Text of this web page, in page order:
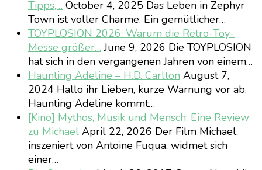
Tipps,… October 4, 2025 Das Leben in Zephyr
Town ist voller Charme. Ein gemütlicher…
TOYPLOSION 2026: Warum die Retro-Toy-
Messe größer… June 9, 2026 Die TOYPLOSION
hat sich in den vergangenen Jahren von einem…
Haunting Adeline – H.D. Carlton August 7,
2024 Hallo ihr Lieben, kurze Warnung vor ab.
Haunting Adeline kommt…
[Kino] Mythos, Musik und Mensch: Eine Review
zu Michael April 22, 2026 Der Film Michael,
inszeniert von Antoine Fuqua, widmet sich
einer…